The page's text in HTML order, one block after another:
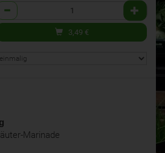
3,49 €
Marinade